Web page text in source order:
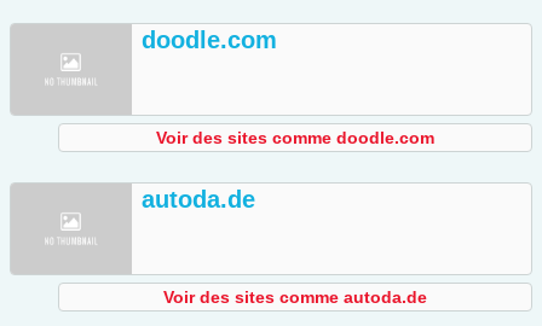
doodle.com
Voir des sites comme doodle.com
autoda.de
Voir des sites comme autoda.de